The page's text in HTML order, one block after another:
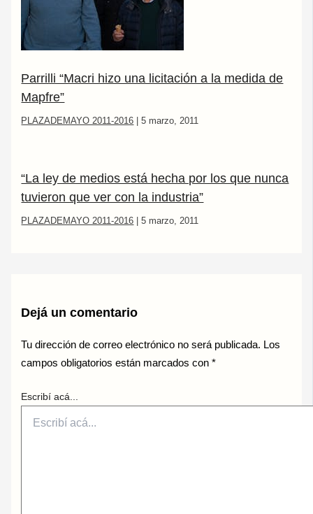
Parrilli “Macri hizo una licitación a la medida de
Mapfre”
PLAZADEMAYO 2011-2016 |5 marzo, 2011
“La ley de medios está hecha por los que nunca
tuvieron que ver con la industria”
PLAZADEMAYO 2011-2016 |5 marzo, 2011
Dejá un comentario
Tu dirección de correo electrónico no será publicada. Los
campos obligatorios están marcados con*
Escribí acá...